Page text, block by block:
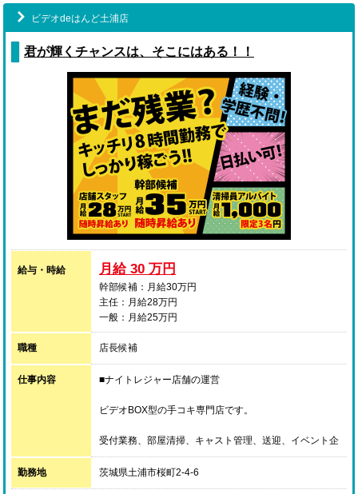
『しっかりと人を見て、悩みを解決し満足してもらう』
このようなことが風俗店スタッフに求められることであ
ると思います。
このように「接客」という点において、
一般的な接客業とあまり変わらないところがあります。
ですから接客経験者が活躍できるのです。
●もちろん未経験の方も大丈夫
未経験の方でも、接客・サービス業の基本をイチから学
べ、
プロとして独り立ちできるレベルになることができる環
境です。
●男女不問
他に、
女の子のメンタルケアや出勤スケジュールの管理など、
女性だからこそ出来るお仕事をお任せしたいと考えてい
ます。
女の子たちの心強い相談役として活躍していただけるこ
とを期待しております。
必ず役に立つ技術を身に付けていただきたいと考えてお
州）、神奈川（横浜）、北海道（札幌）、沖縄など全国
ビデオdeはんど土浦店
君が輝くチャンスは、そこにはある！！
給与・時給 月給 30 万円
幹部候補：月給30万円
主任：月給28万円
一般：月給25万円
※毎日目標達成ボーナス最大5000円現金支給！
職種
店長候補
仕事内容 ■ナイトレジャー店舗の運営
ビデオBOX型の手コキ専門店です。
受付業務、部屋清掃、キャスト管理、送迎、イベント企
画等
勤務地 茨城県土浦市桜町2-4-6